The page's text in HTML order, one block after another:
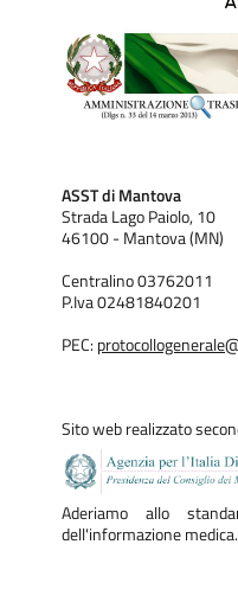
ASST di Mantova
Strada Lago Paiolo, 10
46100 - Mantova (MN)
Centralino 03762011
P.Iva 02481840201
PEC:
Sito web realizzato
Aderiamo allo
dell'informazione medica.